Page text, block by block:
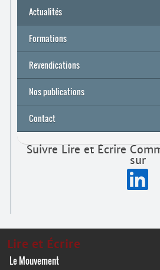
Actualités
Formations
Archives
Université de printemps 2026
Revendications
Nos publications
Contact
Suivre Lire et Écrire
sur
Lire et Écrire
Le Mouvement